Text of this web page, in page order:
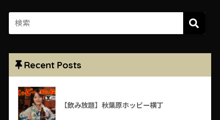
Recent Posts
【飲み放題】秋葉原ホッピー横丁